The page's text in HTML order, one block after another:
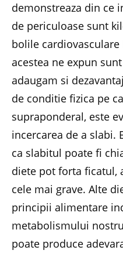
demonstreaza din ce
de periculoase sunt
bolile
acestea ne expun
adaugam si
de conditie fizica pe
supraponderal, este
incercarea de a slabi.
ca slabitul poate fi
diete pot forta ficatul,
cele mai grave. Alte
principii alimentare
metabolismului
poate produce